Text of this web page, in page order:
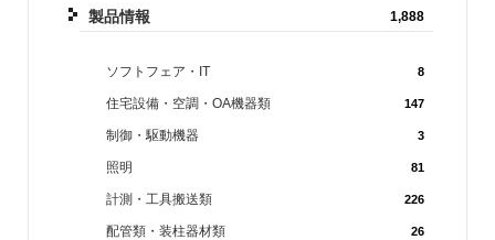
製品情報 1,888
ソフトフェア・IT 8
住宅設備・空調・OA機器類 147
制御・駆動機器 3
照明 81
計測・工具搬送類 226
配管類・装柱器材類 26